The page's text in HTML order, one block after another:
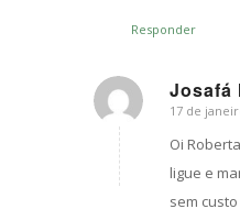
Responder
Josafá
s
ays:
17 de
Oi
ligue e
sem